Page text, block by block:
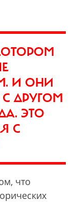
И ОНИ
ДРУГОМ
ЭТО
С
что